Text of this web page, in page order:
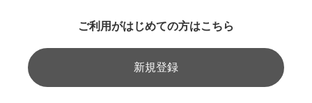
ご利用がはじめての方はこちら
新規登録